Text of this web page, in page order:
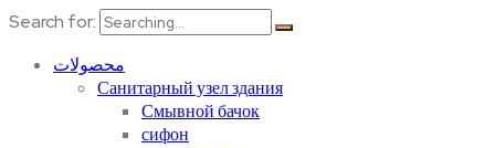
Search for:
محصولات
Санитарный узел здания
Смывной бачок
сифон